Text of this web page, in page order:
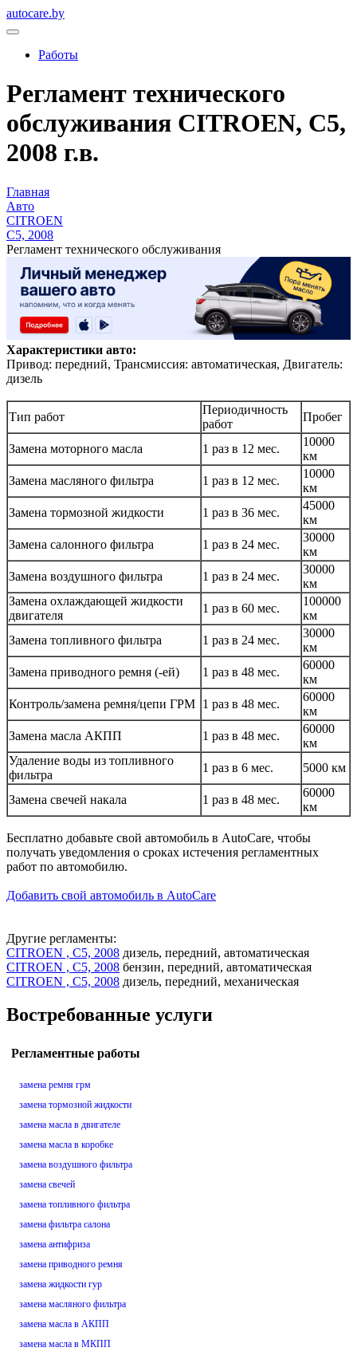
autocare.by
Работы
Регламент технического
обслуживания CITROEN, C5,
2008 г.в.
Главная
Авто
CITROEN
C5, 2008
Регламент технического обслуживания
Характеристики авто:
Привод: передний, Трансмиссия: автоматическая, Двигатель:
дизель
Тип работ
Периодичность
работ
Пробег
Замена моторного масла 1 раз в 12 мес.
10000
км
Замена масляного фильтра
1 раз в 12 мес.
10000
км
Замена тормозной жидкости
1 раз в 36 мес.
45000
км
Замена салонного фильтра
1 раз в 24 мес.
30000
км
Замена воздушного фильтра
1 раз в 24 мес.
30000
км
Замена охлаждающей жидкости
двигателя
1 раз в 60 мес.
100000
км
Замена топливного фильтра
1 раз в 24 мес.
30000
км
Замена приводного ремня (-ей)
1 раз в 48 мес.
60000
км
Контроль/замена ремня/цепи ГРМ 1 раз в 48 мес.
60000
км
Замена масла АКПП
1 раз в 48 мес.
60000
км
Удаление воды из топливного
фильтра
1 раз в 6 мес. 5000 км
Замена свечей накала 1 раз в 48 мес.
60000
км
Бесплатно добавьте свой автомобиль в AutoCare, чтобы
получать уведомления о сроках истечения регламентных
работ по автомобилю.
Добавить свой автомобиль в AutoCare
Другие регламенты:
CITROEN , C5, 2008 дизель, передний, автоматическая
CITROEN , C5, 2008 бензин, передний, автоматическая
CITROEN , C5, 2008 дизель, передний, механическая
Востребованные услуги
Регламентные работы
замена ремня грм
замена тормозной жидкости
замена масла в двигателе
замена масла в коробке
замена воздушного фильтра
замена свечей
замена топливного фильтра
замена фильтра салона
замена антифриза
замена приводного ремня
замена жидкости гур
замена масляного фильтра
замена масла в АКПП
замена масла в МКПП